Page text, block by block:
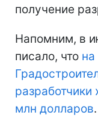
получение
Напомним, в
писало, что на
разработчики
млн долларов